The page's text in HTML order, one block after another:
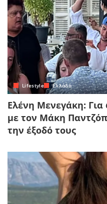
Lifestyle Ελλάδα
Ελένη Μενεγάκη:
με τον Μάκη
την έξοδό τους